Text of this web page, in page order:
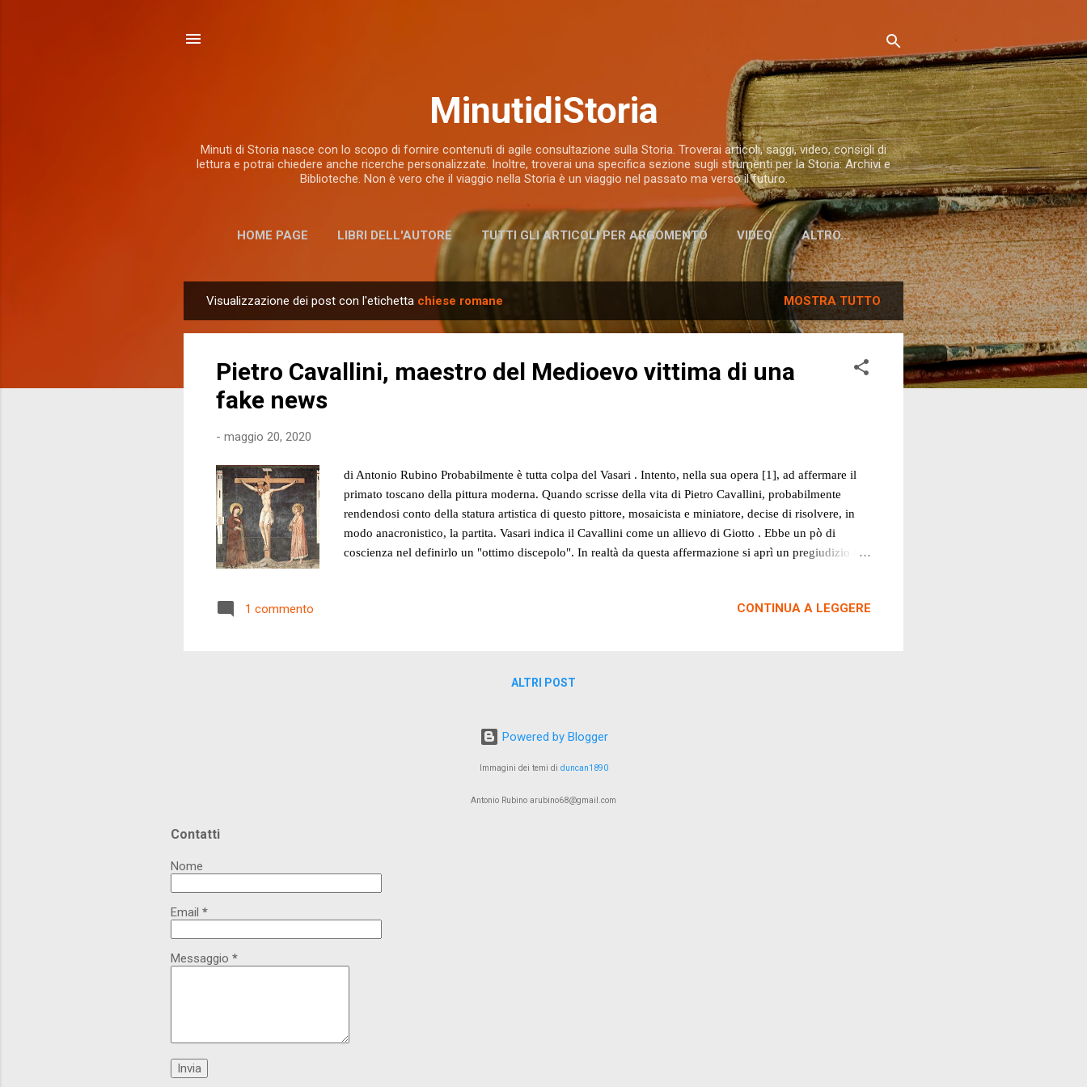
MinutidiStoria
Minuti di Storia nasce con lo scopo di fornire contenuti di agile consultazione sulla Storia. Troverai articoli, saggi, video, consigli di
lettura e potrai chiedere anche ricerche personalizzate. Inoltre, troverai una specifica sezione sugli strumenti per la Storia: Archivi e
Biblioteche. Non è vero che il viaggio nella Storia è un viaggio nel passato ma verso il futuro.
HOME PAGE LIBRI DELL'AUTORE TUTTI GLI ARTICOLI PER ARGOMENTO VIDEO ALTRO…
ARCHIVI E BIBLIOTECHE
o
Visualizzazione dei post con l'etichetta chiese romane MOSTRA TUTTO
Pietro Cavallini, maestro del Medioevo vittima di una
fake news
- maggio 20, 2020
di Antonio Rubino Probabilmente è tutta colpa del Vasari . Intento, nella sua opera [1], ad affermare il
primato toscano della pittura moderna. Quando scrisse della vita di Pietro Cavallini, probabilmente
rendendosi conto della statura artistica di questo pittore, mosaicista e miniatore, decise di risolvere, in
modo anacronistico, la partita. Vasari indica il Cavallini come un allievo di Giotto . Ebbe un pò di
coscienza nel definirlo un "ottimo discepolo". In realtà da questa affermazione si aprì un pregiudizio che
Roma pictor" un pagamento di quaranta once d'oro. Un artista apprezzato alla corte angioina di Napoli
1 commento CONTINUA A LEGGERE
ALTRI POST
Powered by Blogger
Immagini dei temi di duncan1890
Antonio Rubino arubino68@gmail.com
Contatti
Nome
Email *
Messaggio *